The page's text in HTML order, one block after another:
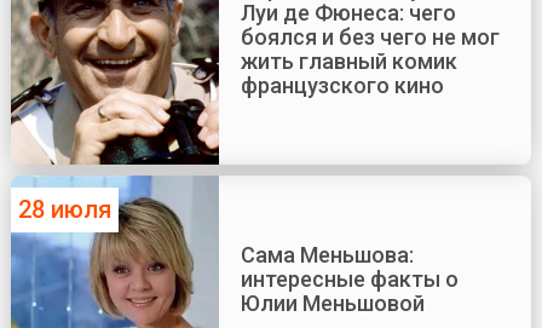
Луи де Фюнеса: чего
боялся и без чего не мог
жить главный комик
французского кино
28 июля
Сама Меньшова:
интересные факты о
Юлии Меньшовой